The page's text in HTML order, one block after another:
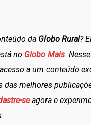
da Globo Rural?
no Globo Mais.
a um conteúdo
das melhores
seagora e